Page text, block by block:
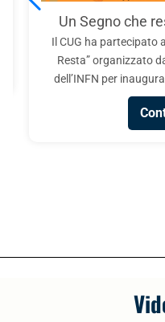
Un Segno che
Il CUG ha partecipato
Resta” organizzato
dell’INFN per